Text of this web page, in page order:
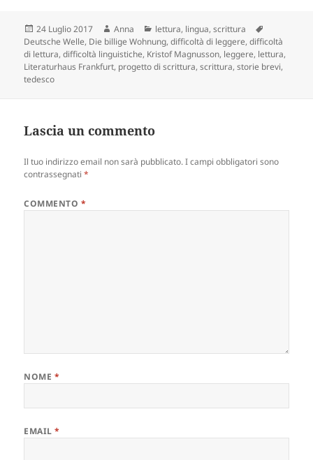
Scritto
il
24 Luglio 2017 Autore
Anna Categorie
lettura, lingua,scrittura
Deutsche Welle, Die billige Wohnung,difficoltà di leggere,difficoltà
di lettura,difficoltà linguistiche, Kristof Magnusson, leggere, lettura,
Literaturhaus Frankfurt, progetto di scrittura,scrittura,storie brevi,
tedesco
Lascia un commento
Il tuo indirizzo email non sarà pubblicato. I campi obbligatori sono
contrassegnati*
COMMENTO *
NOME *
EMAIL*